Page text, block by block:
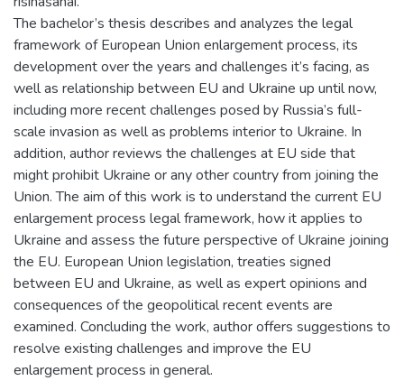
The bachelor’s thesis describes and analyzes the legal
framework of European Union enlargement process, its
development over the years and challenges it’s facing, as
well as relationship between EU and Ukraine up until now,
including more recent challenges posed by Russia’s full-
scale invasion as well as problems interior to Ukraine. In
addition, author reviews the challenges at EU side that
might prohibit Ukraine or any other country from joining the
Union. The aim of this work is to understand the current EU
enlargement process legal framework, how it applies to
Ukraine and assess the future perspective of Ukraine joining
the EU. European Union legislation, treaties signed
between EU and Ukraine, as well as expert opinions and
consequences of the geopolitical recent events are
examined. Concluding the work, author offers suggestions to
resolve existing challenges and improve the EU
enlargement process in general.